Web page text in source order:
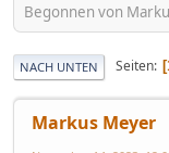
Begonnen von
NACH UNTEN Seiten
Markus Meyer